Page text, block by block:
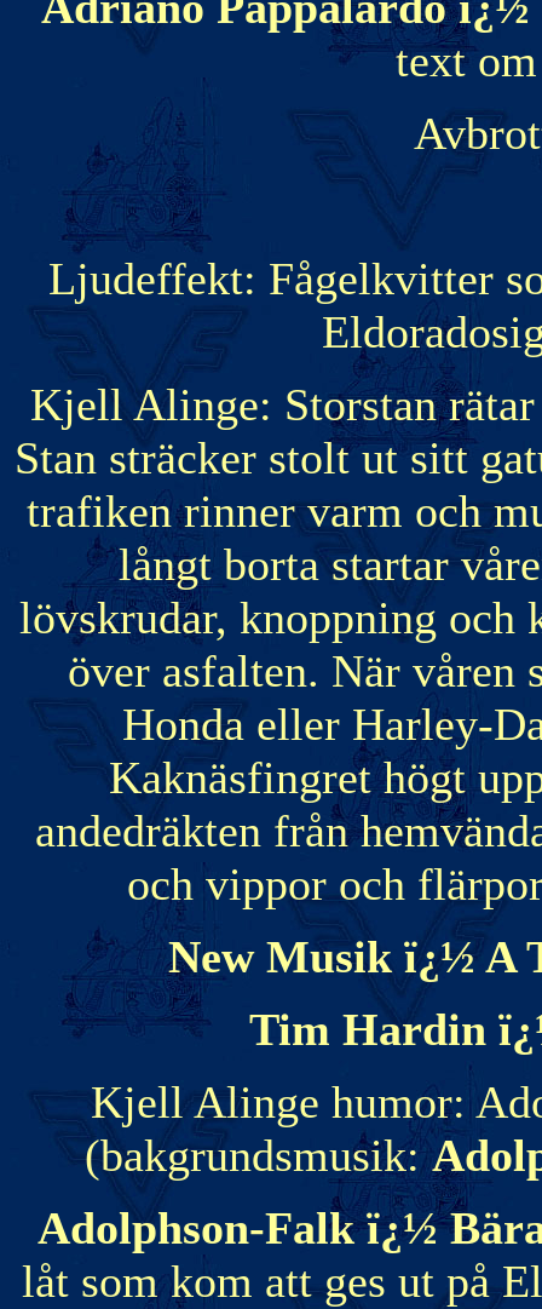
text
Ljudeffekt: Fågelkvitter
Kjell Alinge: Storstan rätar
Stan sträcker stolt ut sitt
trafiken rinner varm och
långt borta startar
lövskrudar, knoppning
över asfalten. När våren
Honda eller Harley-
Kaknäsfingret högt
andedräkten från
och vippor och
New Musik ï¿½ A
Tim Hardin
Kjell Alinge humor:
(bakgrundsmusik:
Adolphson-Falk ï¿½
låt som kom att ges ut på